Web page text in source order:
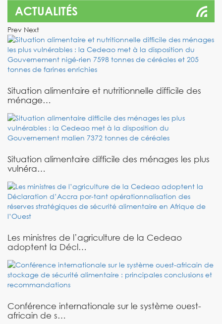
ACTUALITÉS
Prev Next
Situation alimentaire et nutritionnelle difficile des
ménage…
Situation alimentaire difficile des ménages les plus
vulnéra…
Les ministres de l’agriculture de la Cedeao
adoptent la Décl…
Conférence internationale sur le système ouest-
africain de s…